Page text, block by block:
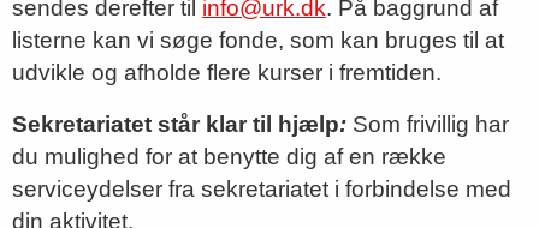
sendes derefter til info@urk.dk. På baggrund af
listerne kan vi søge fonde, som kan bruges til at
udvikle og afholde flere kurser i fremtiden.
Sekretariatet står klar til hjælp: Som frivillig har
du mulighed for at benytte dig af en række
serviceydelser fra sekretariatet i forbindelse med
din aktivitet.